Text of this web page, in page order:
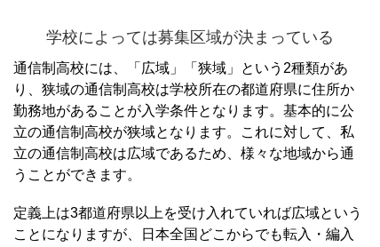
学校によっては募集区域が決まっている
通信制高校には、「広域」「狭域」という2種類があ
り、狭域の通信制高校は学校所在の都道府県に住所か
勤務地があることが入学条件となります。 基本的に公
立の通信制高校が狭域となります。
これに対して、私
立の通信制高校は広域であるため、様々な地域から通
うことができます。
定義上は3都道府県以上を受け入れていれば広域という
ことになりますが、日本全国どこからでも転入・編入